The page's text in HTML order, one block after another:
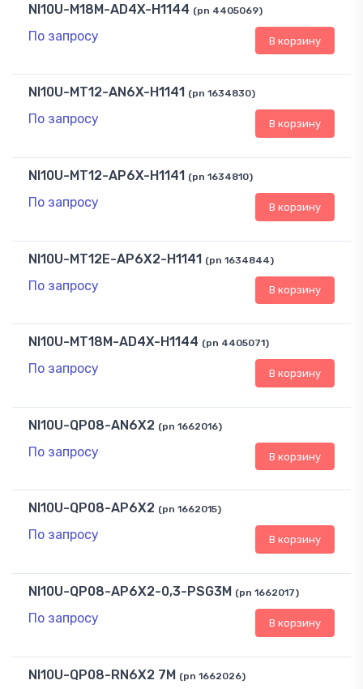
NI10U-M18M-AD4X-H1144 (pn 4405069)
По запросу В корзину
NI10U-MT12-AN6X-H1141 (pn 1634830)
По запросу В корзину
NI10U-MT12-AP6X-H1141 (pn 1634810)
По запросу В корзину
NI10U-MT12E-AP6X2-H1141 (pn 1634844)
По запросу В корзину
NI10U-MT18M-AD4X-H1144 (pn 4405071)
По запросу В корзину
NI10U-QP08-AN6X2 (pn 1662016)
По запросу В корзину
NI10U-QP08-AP6X2 (pn 1662015)
По запросу В корзину
NI10U-QP08-AP6X2-0,3-PSG3M (pn 1662017)
По запросу В корзину
NI10U-QP08-RN6X2 7M (pn 1662026)